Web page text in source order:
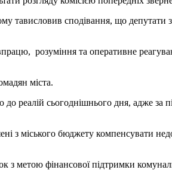
тависловив сподівання, що депутати
розуміння та оперативне
міста.
реалій сьогоднішнього дня, адже за
міського бюджету компенсувати
метою фінансової підтримки